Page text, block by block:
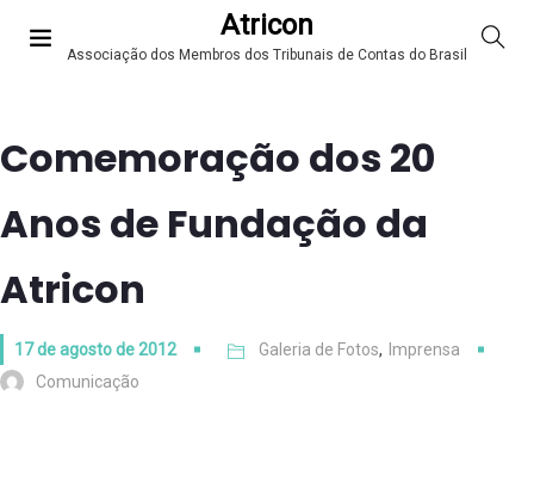
Atricon
Associação dos Membros dos Tribunais de Contas do Brasil
Comemoração dos 20
Anos de Fundação da
Atricon
17 de agosto de 2012 Galeria de Fotos,
Imprensa
Comunicação